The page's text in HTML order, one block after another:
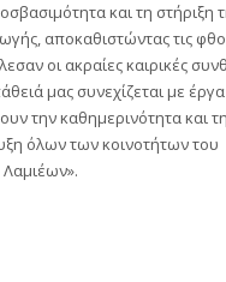
και τη στήριξη
αποκαθιστώντας τις
οι ακραίες καιρικές
μας συνεχίζεται με
την καθημερινότητα και
όλων των κοινοτήτων του